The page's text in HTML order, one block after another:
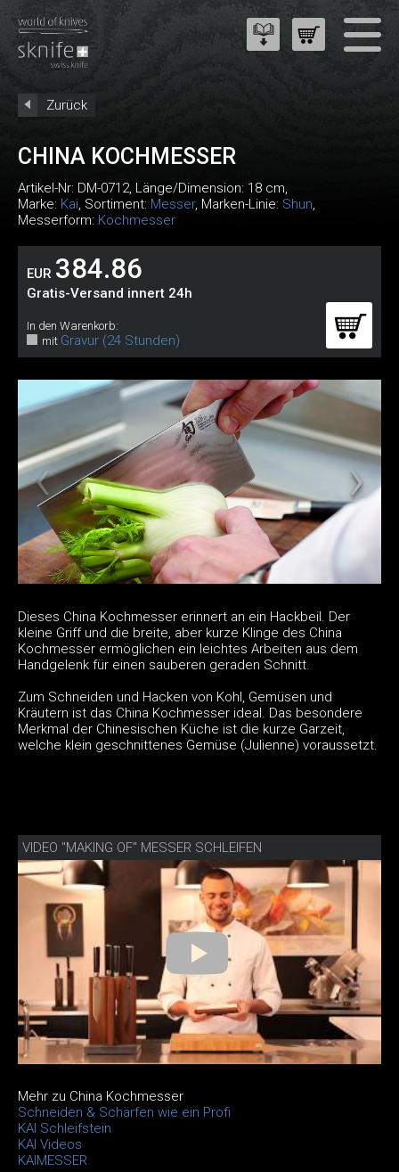
Zurück
CHINA KOCHMESSER
Artikel-Nr: DM-0712, Länge/Dimension: 18 cm,
Marke: Kai, Sortiment: Messer, Marken-Linie: Shun,
Messerform: Kochmesser
EUR 384.86
Gratis-Versand innert 24h
In den Warenkorb:
mit Gravur (24 Stunden)
Dieses China Kochmesser erinnert an ein Hackbeil. Der
kleine Griff und die breite, aber kurze Klinge des China
Kochmesser ermöglichen ein leichtes Arbeiten aus dem
Handgelenk für einen sauberen geraden Schnitt.
Zum Schneiden und Hacken von Kohl, Gemüsen und
Kräutern ist das China Kochmesser ideal. Das besondere
Merkmal der Chinesischen Küche ist die kurze Garzeit,
welche klein geschnittenes Gemüse (Julienne) voraussetzt.
VIDEO "MAKING OF" MESSER SCHLEIFEN
Mehr zu China Kochmesser
Schneiden & Schärfen wie ein Profi
KAI Schleifstein
KAI Videos
KAIMESSER